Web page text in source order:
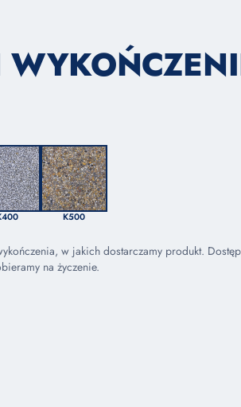
K500
w jakich dostarczamy produkt.
na życzenie.